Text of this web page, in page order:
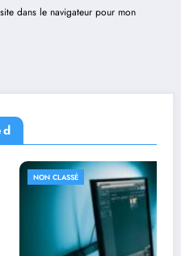
dans le navigateur pour mon